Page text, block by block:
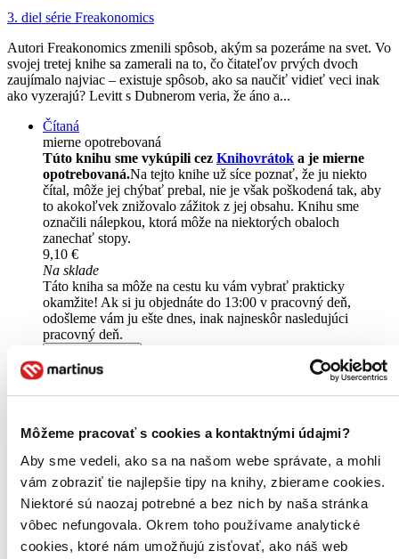
Môžeme pracovať s cookies a kontaktnými údajmi?
Aby sme vedeli, ako sa na našom webe správate, a mohli
vám zobraziť tie najlepšie tipy na knihy, zbierame cookies.
Niektoré sú naozaj potrebné a bez nich by naša stránka
vôbec nefungovala. Okrem toho používame analytické
cookies, ktoré nám umožňujú zisťovať, ako náš web
3. diel série Freakonomics
Autori Freakonomics zmenili spôsob, akým sa pozeráme na svet. Vo
svojej tretej knihe sa zamerali na to, čo čitateľov prvých dvoch
zaujímalo najviac – existuje spôsob, ako sa naučiť vidieť veci inak
ako vyzerajú? Levitt s Dubnerom veria, že áno a...
Čítaná
mierne opotrebovaná
Túto knihu sme vykúpili cez Knihovrátok a je mierne
opotrebovaná.Na tejto knihe už síce poznať, že ju niekto
čítal, môže jej chýbať prebal, nie je však poškodená tak, aby
to akokoľvek znižovalo zážitok z jej obsahu. Knihu sme
označili nálepkou, ktorá môže na niektorých obaloch
zanechať stopy.
9,10 €
Na sklade
Táto kniha sa môže na cestu ku vám vybrať prakticky
okamžite! Ak si ju objednáte do 13:00 v pracovný deň,
odošleme vám ju ešte dnes, inak najneskôr nasledujúci
pracovný deň.
Knihapevná väzba
Ach, mrzí nás to, z tejto knihy sa už predali všetky výtlačky a
môžete mať šťastie v niektorých iných obchodoch, ktoré ešte
Pridať do zoznamu
E-kniha
PDF EPUB MOBI
7,90 €
Ihneď na stiahnutie
Máte čítačku, tablet alebo mobil? Stiahnite si do nich e-knihu:
budete ju mať hneď a ešte aj ušetríte život stromom. Viac